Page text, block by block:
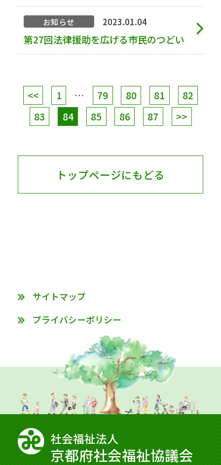
お知らせ 2023.01.04
第27回法律援助を広げる市民のつどい
<< 1 … 79 80 81
82
83
84 85 86 87 >>
トップページにもどる
サイトマップ
プライバシーポリシー
社会福祉法⼈
京都府社会福祉協議会